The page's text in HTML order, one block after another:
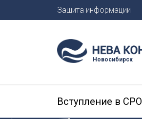
Защита информации
Новосибирск
Вступление в СРО